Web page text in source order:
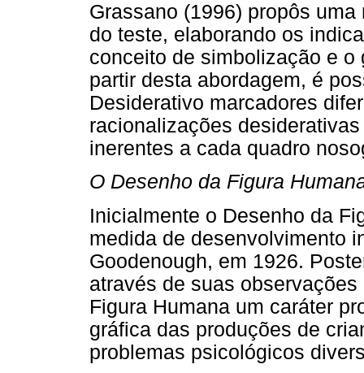
Grassano (1996) propôs
do teste, elaborando os
conceito de simbolização e o
partir desta abordagem, é
Desiderativo marcadores
racionalizações
inerentes a cada quadro
O Desenho da Figura
Inicialmente o Desenho da
medida de desenvolvimento
Goodenough, em 1926.
através de suas
Figura Humana um caráter
gráfica das produções de
problemas psicológicos